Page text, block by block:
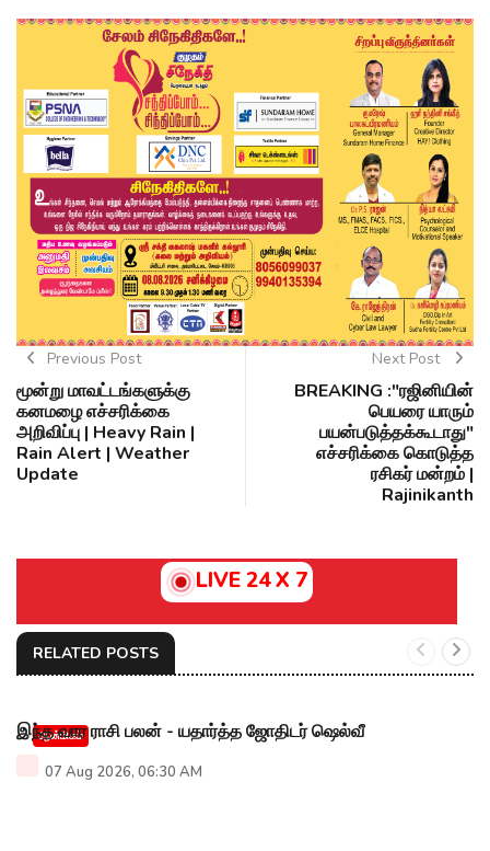
Previous Post
மூன்று மாவட்டங்களுக்கு
கனமழை எச்சரிக்கை
அறிவிப்பு | Heavy Rain |
Rain Alert | Weather
Update
Next Post
BREAKING :"ரஜினியின்
பெயரை யாரும்
பயன்படுத்தக்கூடாது"
எச்சரிக்கை கொடுத்த
ரசிகர் மன்றம் |
Rajinikanth
LIVE 24 X 7
RELATED POSTS
ஆன்மிகம்
இந்த வார ராசி பலன் - யதார்த்த ஜோதிடர் ஷெல்வீ
07 Aug 2026, 06:30 AM